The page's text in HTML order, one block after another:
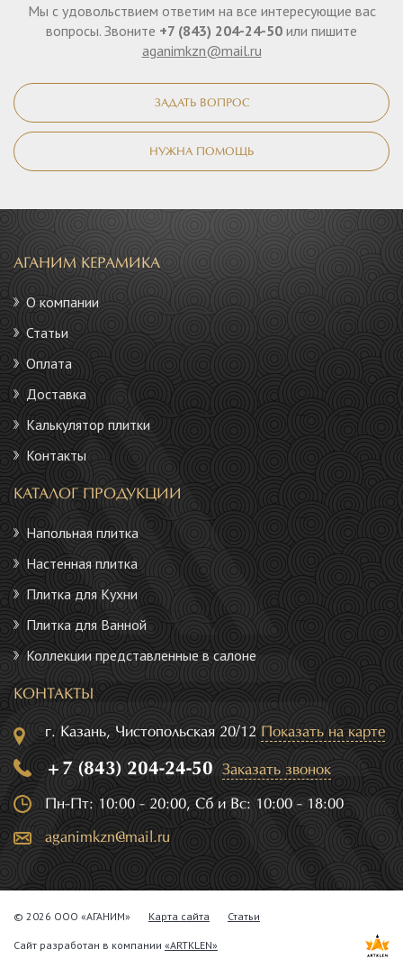
Мы с удовольствием ответим на все интересующие вас
вопросы. Звоните +7 (843) 204-24-50 или пишите
aganimkzn@mail.ru
ЗАДАТЬ ВОПРОС
НУЖНА ПОМОЩЬ
АГАНИМ КЕРАМИКА
О компании
Статьи
Оплата
Доставка
Калькулятор плитки
Контакты
КАТАЛОГ ПРОДУКЦИИ
Напольная плитка
Настенная плитка
Плитка для Кухни
Плитка для Ванной
Коллекции представленные в салоне
КОНТАКТЫ
г. Казань, Чистопольская 20/12 Показать на карте
+7 (843) 204-24-50 Заказать звонок
Пн-Пт: 10:00 - 20:00, Сб и Вс: 10:00 - 18:00
aganimkzn@mail.ru
© 2026 ООО «АГАНИМ» Карта сайта Статьи
Сайт разработан в компании «ARTKLEN»